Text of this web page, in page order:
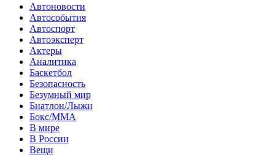
Автоновости
Автособытия
Автоспорт
Автоэксперт
Актеры
Аналитика
Баскетбол
Безопасность
Безумный мир
Биатлон/Лыжи
Бокс/MMA
В мире
В России
Вещи